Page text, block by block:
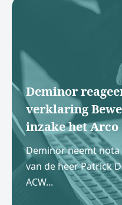
Deminor
verklaring
inzake het Arco
Deminor neemt
van de heer Patrick
ACW...